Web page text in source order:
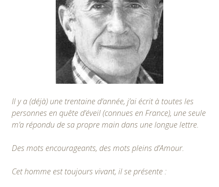
Il y a (déjà) une trentaine d’année, j’ai écrit à toutes les
personnes en quête d’éveil (connues en France), une seule
m’a répondu de sa propre main dans une longue lettre.
Des mots encourageants, des mots pleins d’Amour.
Cet homme est toujours vivant, il se présente :